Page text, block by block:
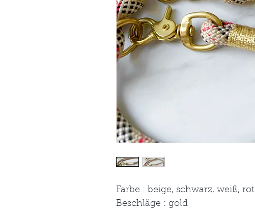
Farbe : beige, schwarz, weiß, rot
Beschläge : gold